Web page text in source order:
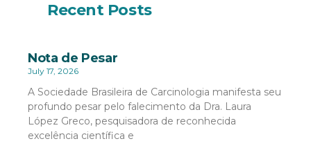
Recent Posts
Nota de Pesar
July 17, 2026
A Sociedade Brasileira de Carcinologia manifesta seu
profundo pesar pelo falecimento da Dra. Laura
López Greco, pesquisadora de reconhecida
excelência científica e